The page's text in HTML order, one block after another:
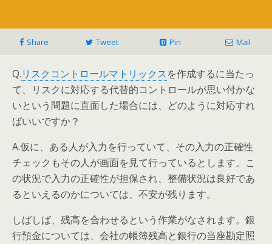
Share Tweet Pin Mail
Q.リスクコントロールマトリックスを作成するに当たっ
て、リスクに対応する代替的コントロールが思い付かな
いという問題に直面した場合には、どのように対応すれ
ばいいですか？
A.仮に、ある人が入力を行っていて、その入力の正確性
チェックもその人が画面を見て行っているとします。こ
の状況で入力の正確性が担保され、整備状況は良好であ
るといえるのかについては、不安が残ります。
しばしば、残高を合わせるという作業がなされます。銀
行預金については、会社の帳簿残高と銀行の当座勘定照